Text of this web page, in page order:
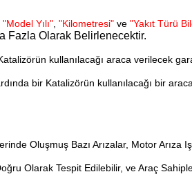
"Model Yılı" "Kilometresi" ve "Yakıt Türü
Fazla Olarak Belirlenecektir.
kullanılacağı araca verilecek
bir Katalizörün kullanılacağı bir
Oluşmuş Bazı Arızalar, Motor Arıza
Olarak Tespit Edilebilir, ve Araç